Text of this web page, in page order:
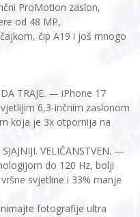
ProMotion zaslon,
od 48 MP,
čip A19 i još mnogo
TRAJE. — iPhone 17
6,3-inčnim zaslonom
koja je 3x otpornija na
VELIČANSTVEN. —
do 120 Hz, bolji
svjetline i 33% manje
fotografije ultra